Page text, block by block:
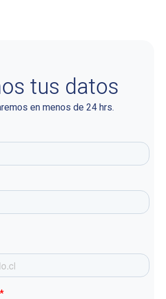
tus datos
en menos de 24 hrs.